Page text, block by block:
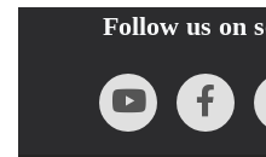
Follow us on